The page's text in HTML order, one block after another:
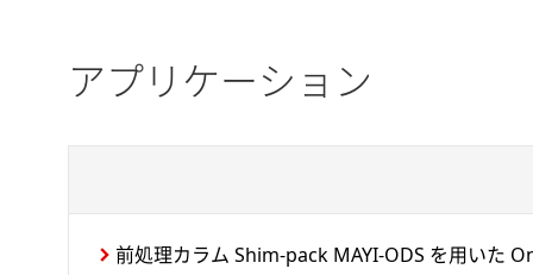
アプリケーション
前処理カラム Shim-pack MAYI-ODS を用いた